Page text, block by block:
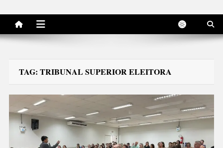
TAG: TRIBUNAL SUPERIOR ELEITORA